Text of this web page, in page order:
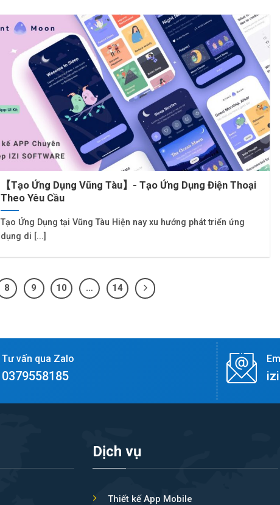
【Tạo Ứng Dụng Vũng Tàu】- Tạo Ứng Dụng Điện Thoại
Theo Yêu Cầu
Tạo Ứng Dụng tại Vũng Tàu Hiện nay xu hướng phát triển ứng
dụng di [...]
8 9 10 … 14
Tư vấn qua Zalo
0379558185
Dịch vụ
Thiết kế App Mobile